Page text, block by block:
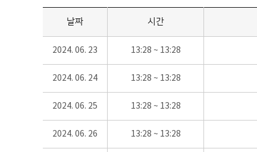
날짜 시간
2024. 06. 23 13:28 ~ 13:28
2024. 06. 24 13:28 ~ 13:28
2024. 06. 25 13:28 ~ 13:28
2024. 06. 26 13:28 ~ 13:28